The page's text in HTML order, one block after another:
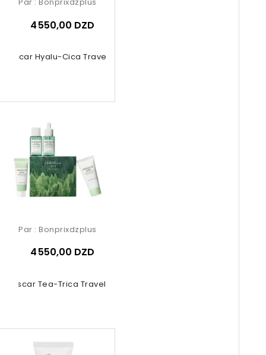
Hyalu-Cica Travel Kit 4 Pcs
4 550,00 DZD
Tea-Trica Travel Kit 4 Pcs
Par : Bonprixdzplus
4 550,00 DZD